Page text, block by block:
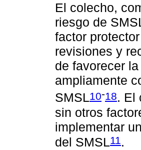
El colecho,
riesgo de
factor
revisiones y
de favorecer
ampliamente
SMSL10-18. El
sin otros
implementar
del SMSL11.